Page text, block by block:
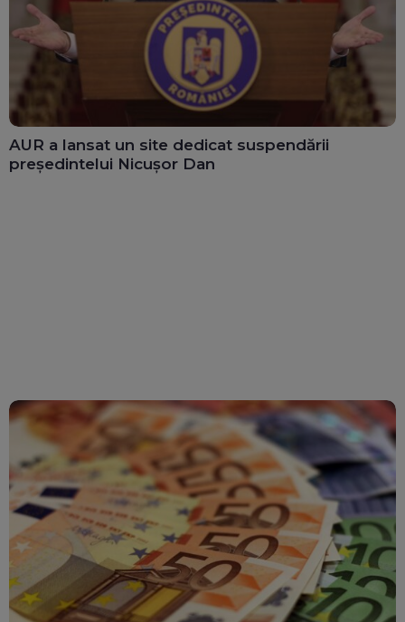
AUR a lansat un site dedicat suspendării
președintelui Nicușor Dan